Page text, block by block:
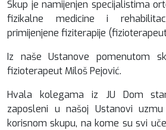
Skup je namijenjen specijalistima
fizikalne medicine i
primijenjene fiziterapije
Iz naše Ustanove pomenutom
fizioterapeut Miloš Pejović.
Hvala kolegama iz JU Dom
zaposleni u našoj Ustanovi
korisnom skupu, na kome su svi